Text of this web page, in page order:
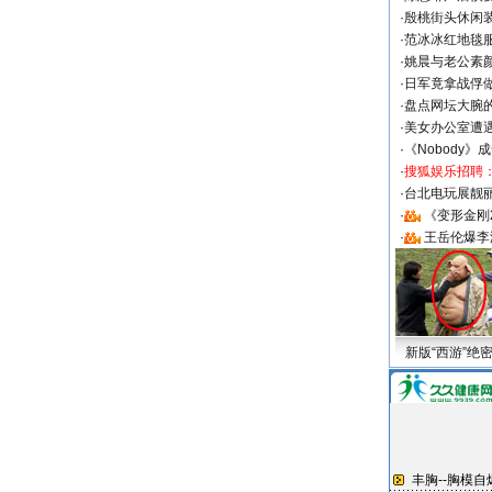
·殷桃街头休闲
·范冰冰红地毯
·姚晨与老公素
· 日军竟拿战俘
·盘点网坛大腕
·美女办公室遭
· 《Nobody》
·搜狐娱乐招聘
·台北电玩展靓
·
《变形金
·
王岳伦爆
新版“西游”绝